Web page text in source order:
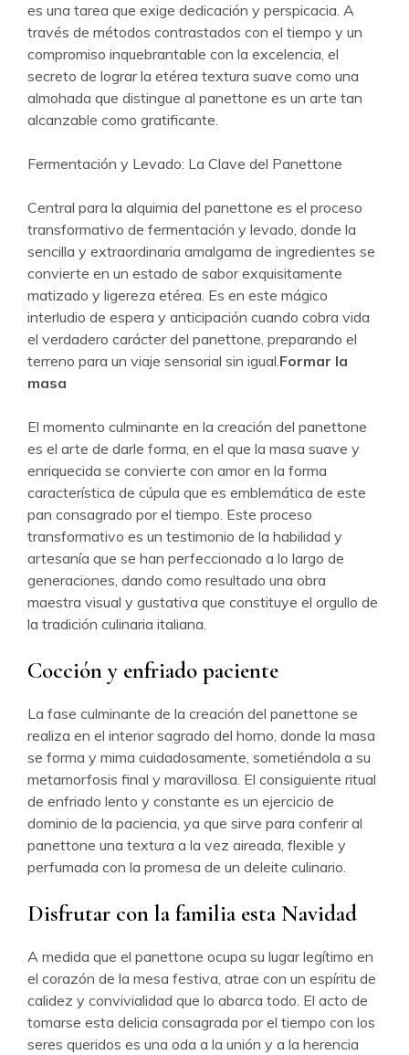
es una tarea que exige dedicación y perspicacia. A
través de métodos contrastados con el tiempo y un
compromiso inquebrantable con la excelencia, el
secreto de lograr la etérea textura suave como una
almohada que distingue al panettone es un arte tan
alcanzable como gratificante.
Fermentación y Levado: La Clave del Panettone
Central para la alquimia del panettone es el proceso
transformativo de fermentación y levado, donde la
sencilla y extraordinaria amalgama de ingredientes se
convierte en un estado de sabor exquisitamente
matizado y ligereza etérea. Es en este mágico
interludio de espera y anticipación cuando cobra vida
el verdadero carácter del panettone, preparando el
terreno para un viaje sensorial sin igual.Formar la
masa
El momento culminante en la creación del panettone
es el arte de darle forma, en el que la masa suave y
enriquecida se convierte con amor en la forma
característica de cúpula que es emblemática de este
pan consagrado por el tiempo. Este proceso
transformativo es un testimonio de la habilidad y
artesanía que se han perfeccionado a lo largo de
generaciones, dando como resultado una obra
maestra visual y gustativa que constituye el orgullo de
la tradición culinaria italiana.
Cocción y enfriado paciente
La fase culminante de la creación del panettone se
realiza en el interior sagrado del horno, donde la masa
se forma y mima cuidadosamente, sometiéndola a su
metamorfosis final y maravillosa. El consiguiente ritual
de enfriado lento y constante es un ejercicio de
dominio de la paciencia, ya que sirve para conferir al
panettone una textura a la vez aireada, flexible y
perfumada con la promesa de un deleite culinario.
Disfrutar con la familia esta Navidad
A medida que el panettone ocupa su lugar legítimo en
el corazón de la mesa festiva, atrae con un espíritu de
calidez y convivialidad que lo abarca todo. El acto de
tomarse esta delicia consagrada por el tiempo con los
seres queridos es una oda a la unión y a la herencia